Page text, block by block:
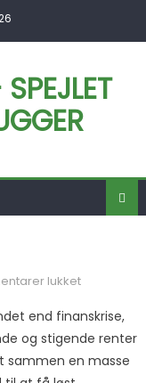
lukkettil
er en god
hjælp
end finanskrise,
og stigende renter
sammen en masse